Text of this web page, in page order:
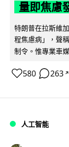
量即焦慮
特朗普在拉斯維
程焦慮病」，聲
制令。惟專業車
580 263 ↗
人工智能